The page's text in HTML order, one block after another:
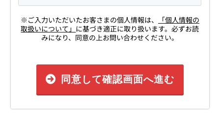
※ご入力いただいたお客さまの個人情報は、
「個人情報の
取扱いについて」 に基づき適正に取り扱います。必ずお読
みになり、同意の上お問い合わせください。
同意して確認画面へ進む